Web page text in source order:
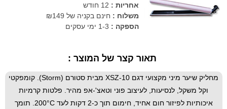
אחריות : 12 חודש
משלוח : חינם בקניה של ₪149
הספקה : 1-3 ימי עסקים
תאור קצר של המוצר :
מחליק שיער מיני מקצועי דגם XSZ-10 מבית סטורם (Storm). קומפקטי
וקל משקל, לנסיעות, לעיצוב פוני וטאצ'-אפ מהיר. פלטות קרמיות
איכותיות לפיזור חום אחיד, חימום תוך כ-2 דקות לעד 200°C. תומך